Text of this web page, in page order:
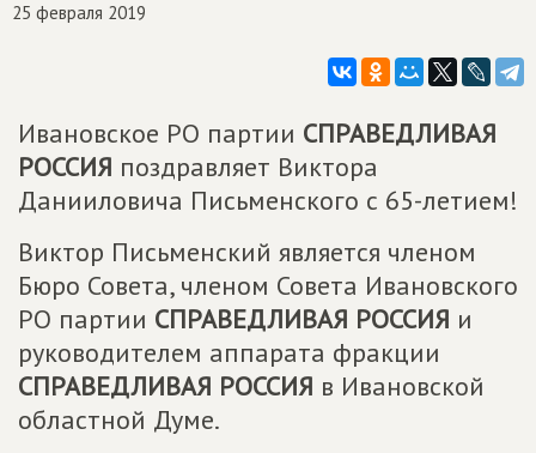
25 февраля 2019
Ивановское РО партии СПРАВЕДЛИВАЯ
РОССИЯ поздравляет Виктора
Данииловича Письменского с 65-летием!
Виктор Письменский является членом
Бюро Совета, членом Совета Ивановского
РО партии СПРАВЕДЛИВАЯ РОССИЯ и
руководителем аппарата фракции
СПРАВЕДЛИВАЯ РОССИЯ в Ивановской
областной Думе.